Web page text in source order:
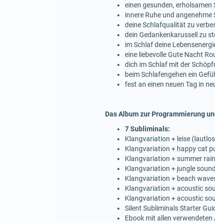
einen gesunden,
innere Ruhe und
deine Schlafqualität zu
dein Gedankenkarussell zu
im Schlaf deine
eine liebevolle Gute Nacht
dich im Schlaf mit der
beim Schlafengehen ein
fest an einen neuen Tag in
Das Album zur Programmierung
7 Subliminals:
Klangvariation + leise
Klangvariation + happy cat
Klangvariation + summer
Klangvariation + jungle sound
Klangvariation + beach
Klangvariation + acoustic
Klangvariation + acoustic
Silent Subliminals Starter
Ebook mit allen